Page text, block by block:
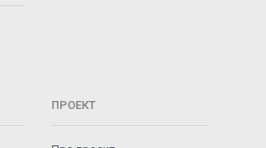
ПРОЕКТ